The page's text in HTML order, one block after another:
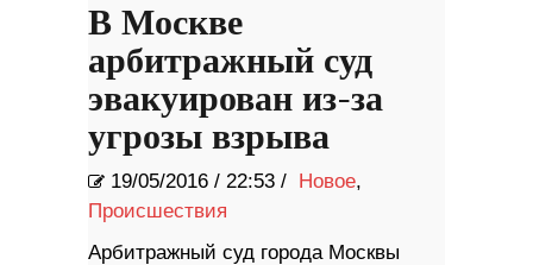
В Москве
арбитражный суд
эвакуирован из-за
угрозы взрыва
19/05/2016 / 22:53 / Новое,
Происшествия
Арбитражный суд города Москвы